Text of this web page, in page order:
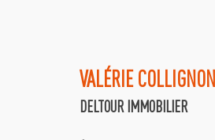
VALÉRIECOLLIGNON
DELTOUR IMMOBILIER